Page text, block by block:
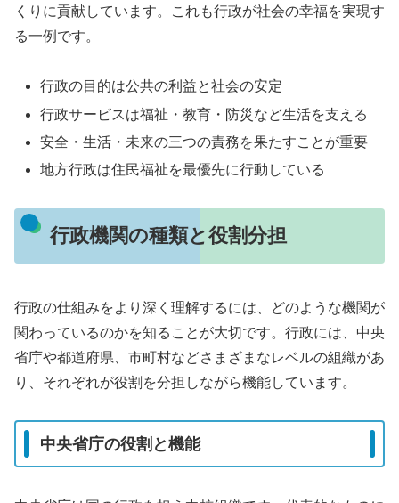
くりに貢献しています。これも行政が社会の幸福を実現す
る一例です。
行政の目的は公共の利益と社会の安定
行政サービスは福祉・教育・防災など生活を支える
安全・生活・未来の三つの責務を果たすことが重要
地方行政は住民福祉を最優先に行動している
行政機関の種類と役割分担
行政の仕組みをより深く理解するには、どのような機関が
関わっているのかを知ることが大切です。行政には、中央
省庁や都道府県、市町村などさまざまなレベルの組織があ
り、それぞれが役割を分担しながら機能しています。
中央省庁の役割と機能